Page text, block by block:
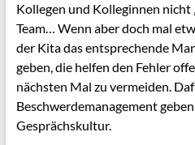
Kollegen und Kolleginnen nicht
Team… Wenn aber doch mal
der Kita das entsprechende
geben, die helfen den Fehler
nächsten Mal zu vermeiden.
Beschwerdemanagement
Gesprächskultur.